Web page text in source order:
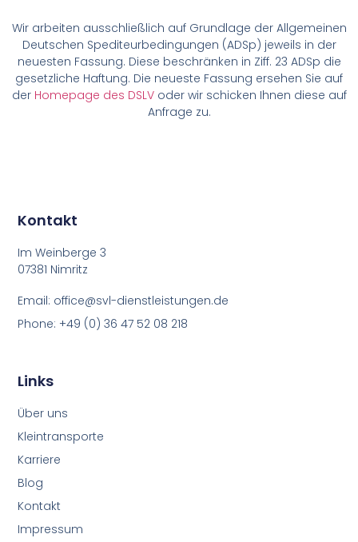
Wir arbeiten ausschließlich auf Grundlage der Allgemeinen
Deutschen Spediteurbedingungen (ADSp) jeweils in der
neuesten Fassung. Diese beschränken in Ziff. 23 ADSp die
gesetzliche Haftung. Die neueste Fassung ersehen Sie auf
der Homepage des DSLVoder wir schicken Ihnen diese auf
Anfrage zu.
Links
Über uns
Kleintransporte
Karriere
Blog
Kontakt
Impressum
Kontakt
Im Weinberge 3
07381 Nimritz
Email: office@svl-dienstleistungen.de
Phone: +49 (0) 36 47 52 08 218